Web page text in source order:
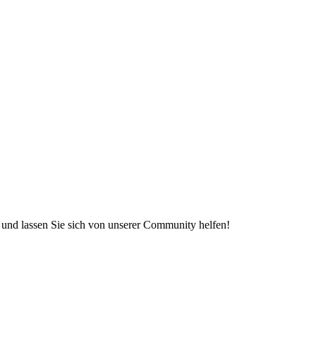
lassen Sie sich von unserer Community helfen!